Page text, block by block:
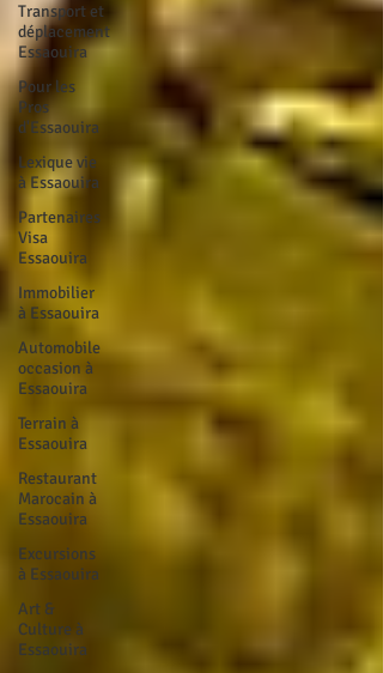
Transport et
déplacement
Essaouira
Pour les
Pros
d'Essaouira
Lexique vie
à Essaouira
Partenaires
Visa
Essaouira
Immobilier
à Essaouira
Automobile
occasion à
Essaouira
Terrain à
Essaouira
Restaurant
Marocain à
Essaouira
Excursions
à Essaouira
Art &
Culture à
Essaouira